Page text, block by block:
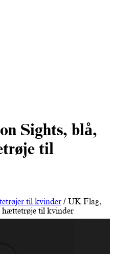
Sights, blå,
til
til kvinder / UK Flag,
hættetrøje til kvinder